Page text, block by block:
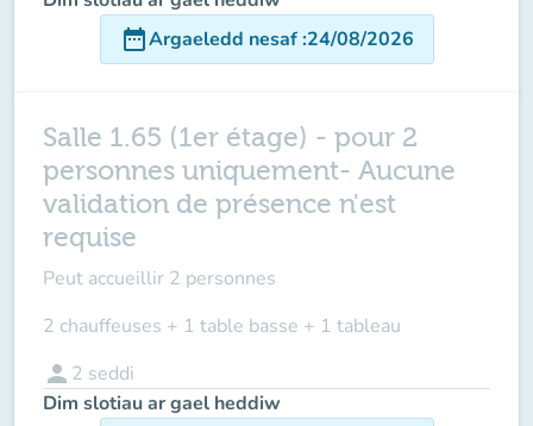
date_rangeArgaeledd nesaf:24/08/2026
Salle 1.65 (1er étage) - pour 2
personnes uniquement- Aucune
validation de présence n'est
requise
Peut accueillir 2 personnes
2 chauffeuses + 1 table basse + 1 tableau
person 2 seddi
Dim slotiau ar gael heddiw